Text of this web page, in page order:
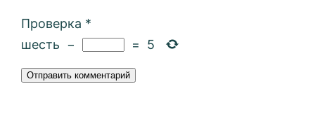
Проверка *
шесть − = 5